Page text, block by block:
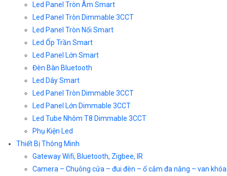
Led Panel Tròn Âm Smart
Led Panel Tròn Dimmable 3CCT
Led Panel Tròn Nổi Smart
Led Ốp Trần Smart
Led Panel Lớn Smart
Đèn Bàn Bluetooth
Led Dây Smart
Led Panel Tròn Dimmable 3CCT
Led Panel Lớn Dimmable 3CCT
Led Tube Nhôm T8 Dimmable 3CCT
Phụ Kiện Led
Thiết Bị Thông Minh
Gateway Wifi, Bluetooth, Zigbee, IR
Camera – Chuông cửa – đui đèn – ổ cắm đa năng – van khóa